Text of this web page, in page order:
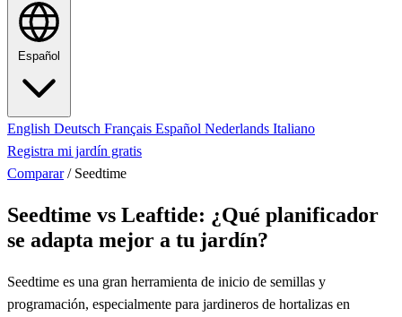
Español
English Deutsch Français Español Nederlands Italiano
Registra mi jardín gratis
Comparar / Seedtime
Seedtime vs Leaftide: ¿Qué planificador
se adapta mejor a tu jardín?
Seedtime es una gran herramienta de inicio de semillas y
programación, especialmente para jardineros de hortalizas en